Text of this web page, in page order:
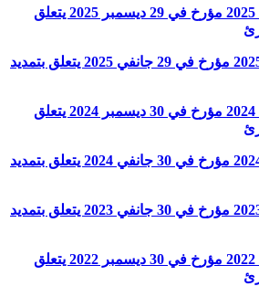
أمر عدد 485 لسنة 2025 مؤرخ في 29 ديسمبر 2025 يتعلق
أمر عدد 74 لسنة 2025 مؤرخ في 29 جانفي 2025 يتعلق بتمديد
أمر عدد 713 لسنة 2024 مؤرخ في 30 ديسمبر 2024 يتعلق
أمر عدد 97 لسنة 2024 مؤرخ في 30 جانفي 2024 يتعلق بتمديد
أمر عدد 47 لسنة 2023 مؤرخ في 30 جانفي 2023 يتعلق بتمديد
أمر عدد 959 لسنة 2022 مؤرخ في 30 ديسمبر 2022 يتعلق